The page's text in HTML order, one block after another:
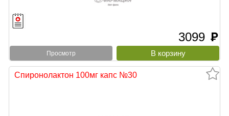
3099 руб
Просмотр
Спиронолактон 100мг капс №30